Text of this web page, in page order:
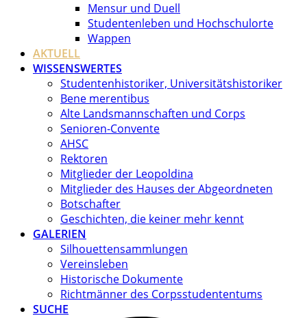
Mensur und Duell
Studentenleben und Hochschulorte
Wappen
AKTUELL
WISSENSWERTES
Studentenhistoriker, Universitätshistoriker
Bene merentibus
Alte Landsmannschaften und Corps
Senioren-Convente
AHSC
Rektoren
Mitglieder der Leopoldina
Mitglieder des Hauses der Abgeordneten
Botschafter
Geschichten, die keiner mehr kennt
GALERIEN
Silhouettensammlungen
Vereinsleben
Historische Dokumente
Richtmänner des Corpsstudententums
SUCHE